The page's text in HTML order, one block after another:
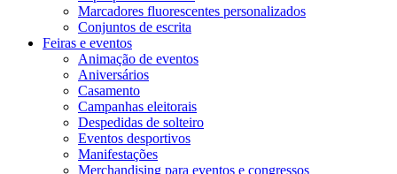
Marcadores fluorescentes personalizados
Conjuntos de escrita
Feiras e eventos
Animação de eventos
Aniversários
Casamento
Campanhas eleitorais
Despedidas de solteiro
Eventos desportivos
Manifestações
Merchandising para eventos e congressos